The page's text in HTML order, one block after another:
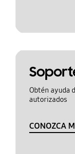
Obtén ayuda
autorizados
CONOZCA